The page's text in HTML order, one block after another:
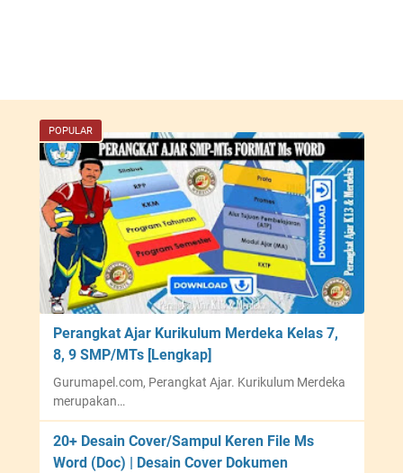
POPULAR
Perangkat Ajar Kurikulum Merdeka Kelas 7,
8, 9 SMP/MTs [Lengkap]
Gurumapel.com, Perangkat Ajar. Kurikulum Merdeka
merupakan…
20+ Desain Cover/Sampul Keren File Ms
Word (Doc) | Desain Cover Dokumen